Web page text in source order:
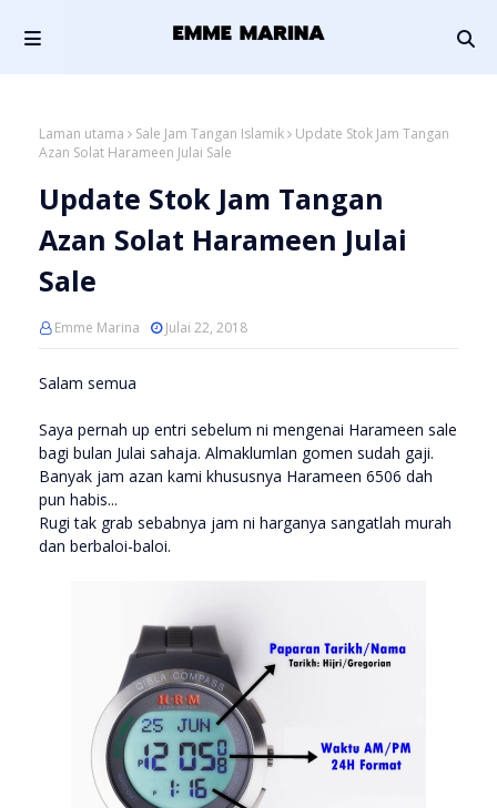
Laman utama Sale Jam Tangan Islamik
Update Stok Jam Tangan
Azan Solat Harameen Julai Sale
Update Stok Jam Tangan
Azan Solat Harameen Julai
Sale
Emme Marina Julai 22, 2018
Salam semua
Saya pernah up entri sebelum ni mengenai Harameen sale
bagi bulan Julai sahaja. Almaklumlan gomen sudah gaji.
Banyak jam azan kami khususnya Harameen 6506 dah
pun habis...
Rugi tak grab sebabnya jam ni harganya sangatlah murah
dan berbaloi-baloi.